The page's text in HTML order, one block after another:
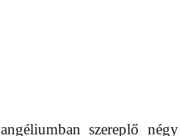
szereplő négy